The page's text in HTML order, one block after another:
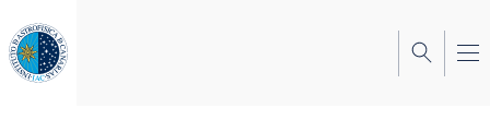
al
contenido
principal